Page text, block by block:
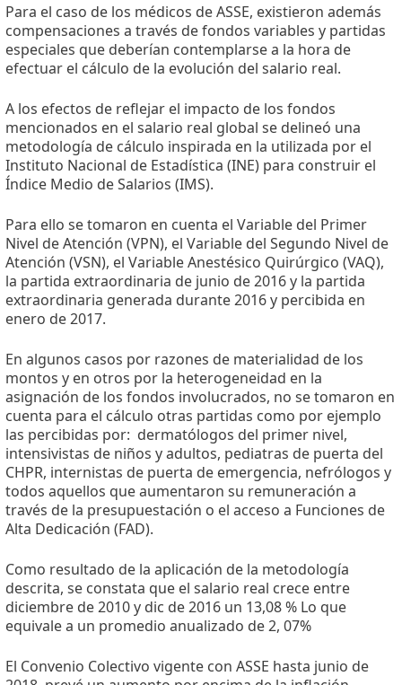
Para el caso de los médicos de ASSE, existieron además
compensaciones a través de fondos variables y partidas
especiales que deberían contemplarse a la hora de
efectuar el cálculo de la evolución del salario real.
A los efectos de reflejar el impacto de los fondos
mencionados en el salario real global se delineó una
metodología de cálculo inspirada en la utilizada por el
Instituto Nacional de Estadística (INE) para construir el
Índice Medio de Salarios (IMS).
Para ello se tomaron en cuenta el Variable del Primer
Nivel de Atención (VPN), el Variable del Segundo Nivel de
Atención (VSN), el Variable Anestésico Quirúrgico (VAQ),
la partida extraordinaria de junio de 2016 y la partida
extraordinaria generada durante 2016 y percibida en
enero de 2017.
En algunos casos por razones de materialidad de los
montos y en otros por la heterogeneidad en la
asignación de los fondos involucrados, no se tomaron en
cuenta para el cálculo otras partidas como por ejemplo
las percibidas por: dermatólogos del primer nivel,
intensivistas de niños y adultos, pediatras de puerta del
CHPR, internistas de puerta de emergencia, nefrólogos y
todos aquellos que aumentaron su remuneración a
través de la presupuestación o el acceso a Funciones de
Alta Dedicación (FAD).
Como resultado de la aplicación de la metodología
descrita, se constata que el salario real crece entre
diciembre de 2010 y dic de 2016 un 13,08 % Lo que
equivale a un promedio anualizado de 2, 07%
El Convenio Colectivo vigente con ASSE hasta junio de